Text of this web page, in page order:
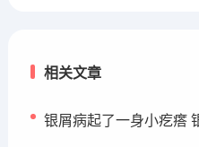
相关文章
银屑病起了一身小疙瘩